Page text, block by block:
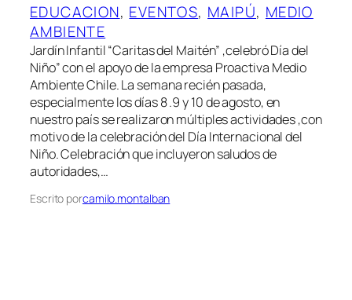
EDUCACION, EVENTOS, MAIPÚ, MEDIO
AMBIENTE
Jardín Infantil “Caritas del Maitén” ,celebró Día del
Niño” con el apoyo de la empresa Proactiva Medio
Ambiente Chile. La semana recién pasada,
especialmente los días 8 .9 y 10 de agosto, en
nuestro país se realizaron múltiples actividades ,con
motivo de la celebración del Día Internacional del
Niño. Celebración que incluyeron saludos de
autoridades,…
Escrito porcamilo.montalban